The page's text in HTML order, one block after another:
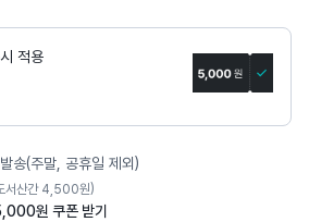
적용
송(주말, 공휴일 제외)
서산간 4,500원)
원 쿠폰 받기